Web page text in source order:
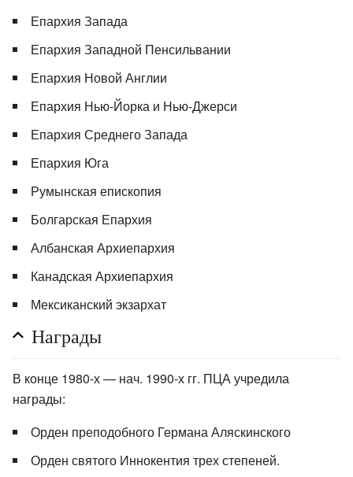
Епархия Запада
Епархия Западной Пенсильвании
Епархия Новой Англии
Епархия Нью-Йорка и Нью-Джерси
Епархия Среднего Запада
Епархия Юга
Румынская епископия
Болгарская Епархия
Албанская Архиепархия
Канадская Архиепархия
Мексиканский экзархат
Награды
В конце 1980-х — нач. 1990-х гг. ПЦА учредила
награды:
Орден преподобного Германа Аляскинского
Орден святого Иннокентия трех степеней.